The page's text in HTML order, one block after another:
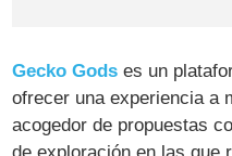
Gecko Gods es un
ofrecer una experiencia a
acogedor de propuestas